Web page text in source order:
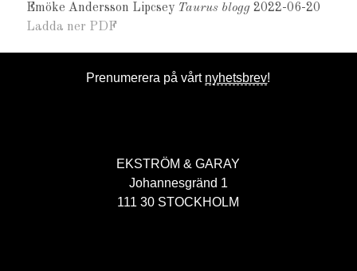
Emöke Andersson LipcseyTaurus blogg 2022-06-20
Ladda ner PDF
Prenumerera på vårt nyhetsbrev!
EKSTRÖM & GARAY
Johannesgränd 1
111 30 STOCKHOLM